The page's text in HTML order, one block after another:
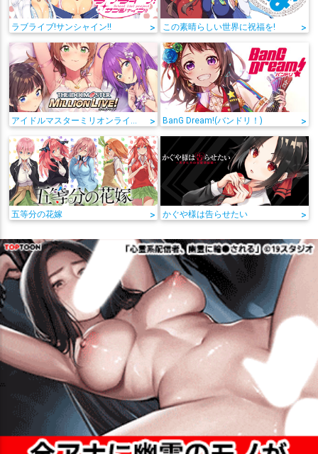
ラブライブ!サンシャイン!! > この素晴らしい世界に祝福を! >
> BanG Dream!(バンドリ！) >
五等分の花嫁 > かぐや様は告らせたい >